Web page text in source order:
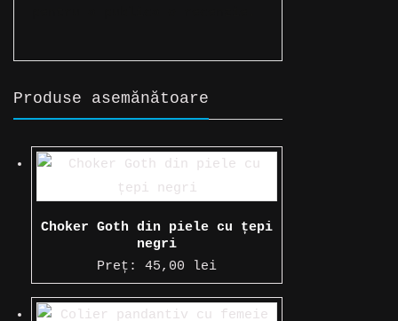
Produse asemănătoare
Choker Goth din piele cu țepi
negri
Preț:45,00 lei